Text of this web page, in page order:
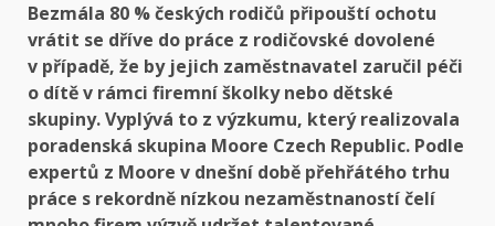
Bezmála 80 % českých rodičů připouští ochotu
vrátit se dříve do práce z rodičovské dovolené
v případě, že by jejich zaměstnavatel zaručil péči
o dítě v rámci firemní školky nebo dětské
skupiny. Vyplývá to z výzkumu, který realizovala
poradenská skupina Moore Czech Republic. Podle
expertů z Moore v dnešní době přehřátého trhu
práce s rekordně nízkou nezaměstnaností čelí